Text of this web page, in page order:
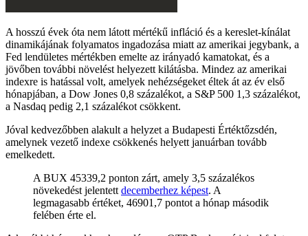
A hosszú évek óta nem látott mértékű infláció és a kereslet-kínálat
dinamikájának folyamatos ingadozása miatt az amerikai jegybank, a
Fed lendületes mértékben emelte az irányadó kamatokat, és a
jövőben további növelést helyezett kilátásba. Mindez az amerikai
indexre is hatással volt, amelyek nehézségeket éltek át az év első
hónapjában, a Dow Jones 0,8 százalékot, a S&P 500 1,3 százalékot,
a Nasdaq pedig 2,1 százalékot csökkent.
Jóval kedvezőbben alakult a helyzet a Budapesti Értéktőzsdén,
amelynek vezető indexe csökkenés helyett januárban tovább
emelkedett.
A BUX 45339,2 ponton zárt, amely 3,5 százalékos
növekedést jelentett decemberhez képest. A
legmagasabb értéket, 46901,7 pontot a hónap második
felében érte el.